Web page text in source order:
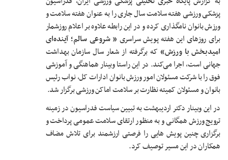
پزشکی ورزشی هفته سلامت سال جاری را به عنوان هفته سلامت و
ورزش بانوان نامگذاری کرده و در این رابطه علاوه بر اعلام روزشمار
برای روزهای این هفته پویش سراسری « شروعی سالم؛ آینده‌ای
امیدبخش با ورزش» که برگرفته از شعار سال سازمان بهداشت
جهانی است، اجرا می‌کند. در این راستا وبینار هماهنگی و آموزشی
فوق را با شرکت مسئولان امور ورزش بانوان ادارات کل، نواب رئیس
بانوان و مسئولان کمیته نظارت بر سلامت اماکن ورزشی برگزار شد.
در این وبینار دکتر اردیبهشت به تبیین سیاست فدراسیون در زمینه
ترویج ورزش همگانی و به منظور ارتقای سلامت عمومی پرداخت و
برگزاری چنین پویش هایی را فرصتی ارزشمند برای تلاش مضاف
همکاران در این مسیر توصیف کرد.